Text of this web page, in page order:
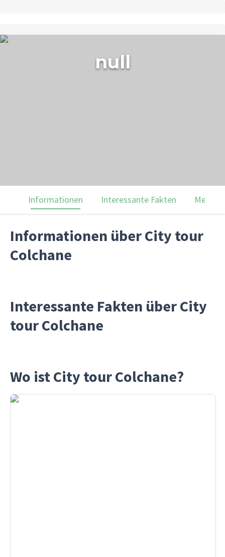
null
Informationen Interessante Fakten
Informationen über City tour
Colchane
Interessante Fakten über City
tour Colchane
Wo ist City tour Colchane?